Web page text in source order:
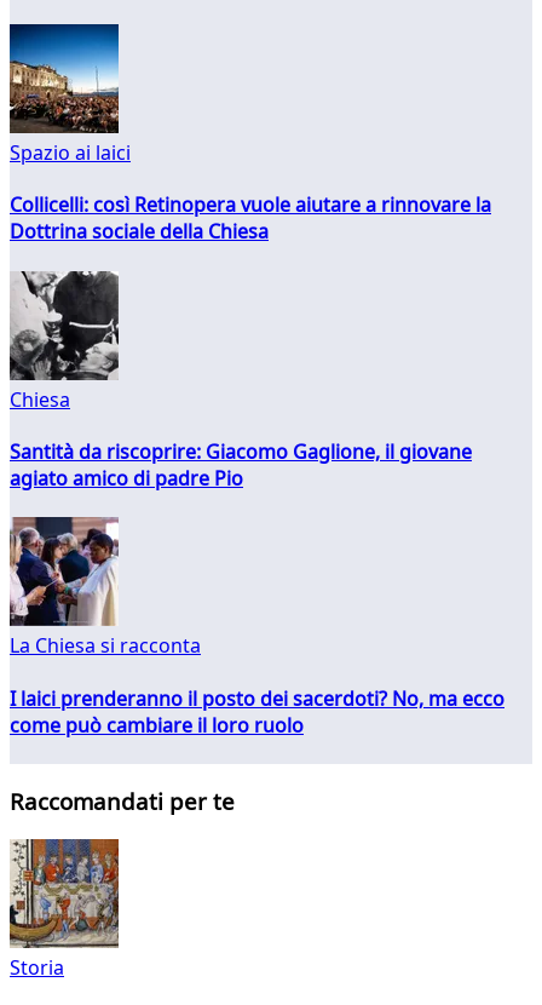
Spazio ai laici
Collicelli: così Retinopera vuole aiutare a rinnovare la
Dottrina sociale della Chiesa
Chiesa
Santità da riscoprire: Giacomo Gaglione, il giovane
agiato amico di padre Pio
La Chiesa si racconta
I laici prenderanno il posto dei sacerdoti? No, ma ecco
come può cambiare il loro ruolo
Raccomandati per te
Storia